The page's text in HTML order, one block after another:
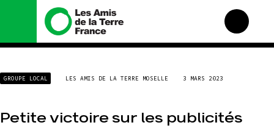
Nous connaître
Histoire
Missions et méthodes
Gaz « naturel », le grand
enfumage
GROUPE LOCAL LES AMIS DE LA TERRE MOSELLE 3 MARS 2023
Petite victoire sur les publicités